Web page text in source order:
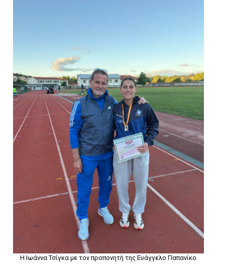
Η Ιωάννα Τσίγκα με τον προπονητή της Ευάγγελο Παπανίκο